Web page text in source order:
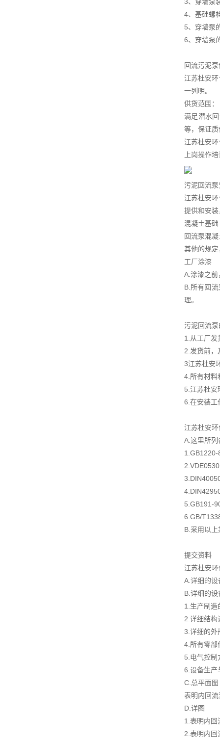
4、基础螺
5、穿墙泵
6、穿墙泵
回流污泥
江苏杜安
一列明。
供货范围：
满足潜水
等，保证
江苏杜安
上岗操作
污泥回流
江苏杜安
提供和安
混凝土基础
回流泵混
其他的规
工厂涂漆
A.涂漆之
B.所有回
理。
污泥回流
1.从工厂发
2.发货前，
3江苏杜安
4.所有材料
5.江苏杜安
6.在安装工
江苏杜安
A.这里所
1.GB1220-
5.GB191-
6.GB/
B.采用以
提交资料
江苏杜安
A.详细的
B.详细的
1.生产制造
2.详细结构
3.详细的外
4.所有零部
5.电气控制
6.设备生产
C.总平面图
表明内回
D.详图
1.表明内回
2.表明内回